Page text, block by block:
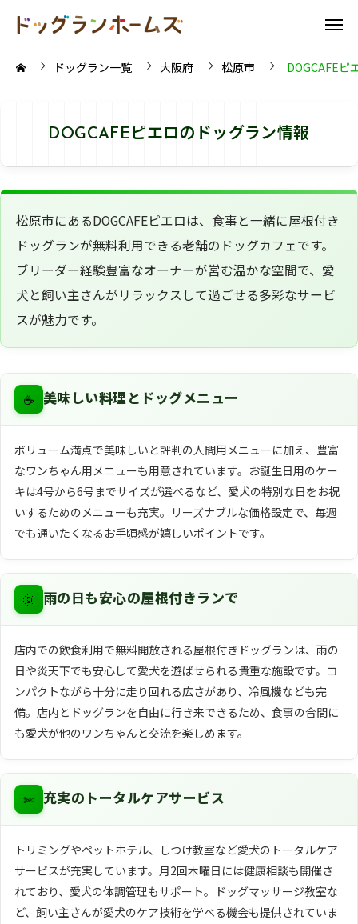
ドッグラン一覧 大阪府 松原市 DOGCAFEピ
DOGCAFEピエロのドッグラン情報
松原市にあるDOGCAFEピエロは、食事と一緒に屋根付き
ドッグランが無料利用できる老舗のドッグカフェです。
ブリーダー経験豊富なオーナーが営む温かな空間で、愛
犬と飼い主さんがリラックスして過ごせる多彩なサービ
スが魅力です。
☕ 美味しい料理とドッグメニュー
ボリューム満点で美味しいと評判の人間用メニューに加え、豊富
なワンちゃん用メニューも用意されています。お誕生日用のケー
キは4号から6号までサイズが選べるなど、愛犬の特別な日をお祝
いするためのメニューも充実。リーズナブルな価格設定で、毎週
でも通いたくなるお手頃感が嬉しいポイントです。
🌞 雨の日も安心の屋根付きランで
店内での飲食利用で無料開放される屋根付きドッグランは、雨の
日や炎天下でも安心して愛犬を遊ばせられる貴重な施設です。コ
ンパクトながら十分に走り回れる広さがあり、冷風機なども完
備。店内とドッグランを自由に行き来できるため、食事の合間に
も愛犬が他のワンちゃんと交流を楽しめます。
✄ 充実のトータルケアサービス
トリミングやペットホテル、しつけ教室など愛犬のトータルケア
サービスが充実しています。月2回木曜日には健康相談も開催さ
れており、愛犬の体調管理もサポート。ドッグマッサージ教室な
ど、飼い主さんが愛犬のケア技術を学べる機会も提供されていま